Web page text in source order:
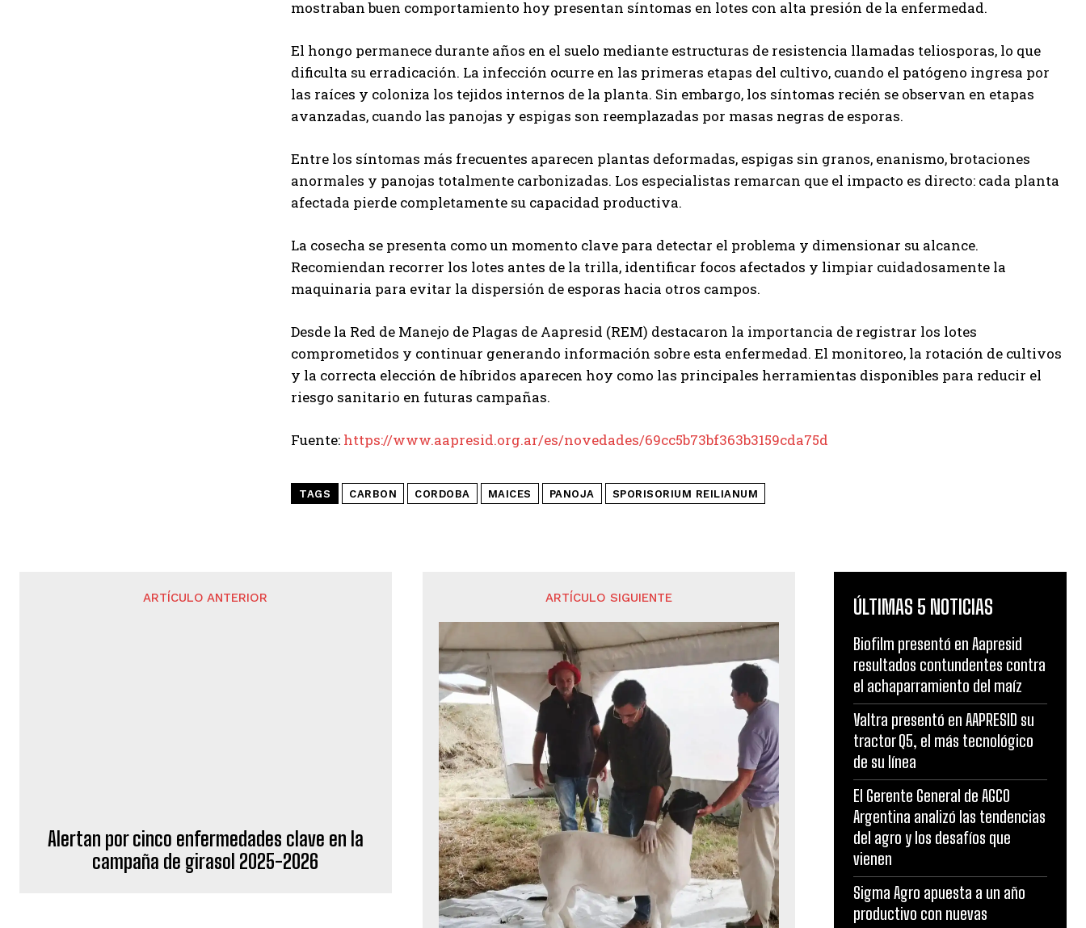
mostraban buen comportamiento hoy presentan síntomas en lotes con alta presión de la enfermedad.
El hongo permanece durante años en el suelo mediante estructuras de resistencia llamadas teliosporas, lo que
dificulta su erradicación. La infección ocurre en las primeras etapas del cultivo, cuando el patógeno ingresa por
las raíces y coloniza los tejidos internos de la planta. Sin embargo, los síntomas recién se observan en etapas
avanzadas, cuando las panojas y espigas son reemplazadas por masas negras de esporas.
Entre los síntomas más frecuentes aparecen plantas deformadas, espigas sin granos, enanismo, brotaciones
anormales y panojas totalmente carbonizadas. Los especialistas remarcan que el impacto es directo: cada planta
afectada pierde completamente su capacidad productiva.
La cosecha se presenta como un momento clave para detectar el problema y dimensionar su alcance.
Recomiendan recorrer los lotes antes de la trilla, identificar focos afectados y limpiar cuidadosamente la
maquinaria para evitar la dispersión de esporas hacia otros campos.
Desde la Red de Manejo de Plagas de Aapresid (REM) destacaron la importancia de registrar los lotes
comprometidos y continuar generando información sobre esta enfermedad. El monitoreo, la rotación de cultivos
y la correcta elección de híbridos aparecen hoy como las principales herramientas disponibles para reducir el
riesgo sanitario en futuras campañas.
Fuente: https://www.aapresid.org.ar/es/novedades/69cc5b73bf363b3159cda75d
TAGS CARBON CORDOBA MAICES PANOJA SPORISORIUM REILIANUM
ARTÍCULO ANTERIOR
Alertan por cinco enfermedades clave en la
campaña de girasol 2025-2026
ARTÍCULO SIGUIENTE ÚLTIMAS 5 NOTICIAS
Biofilm presentó en Aapresid
resultados contundentes contra
el achaparramiento del maíz
Valtra presentó en AAPRESID su
tractor Q5, el más tecnológico
de su línea
El Gerente General de AGCO
Argentina analizó las tendencias
del agro y los desafíos que
vienen
Sigma Agro apuesta a un año
productivo con nuevas